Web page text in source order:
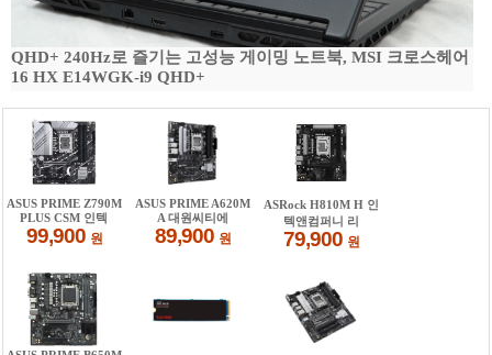
QHD+ 240Hz로 즐기는 고성능 게이밍 노트북, MSI 크로스헤어
16 HX E14WGK-i9 QHD+